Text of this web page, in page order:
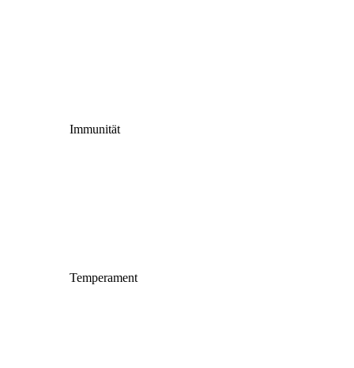
Immunität
Temperament